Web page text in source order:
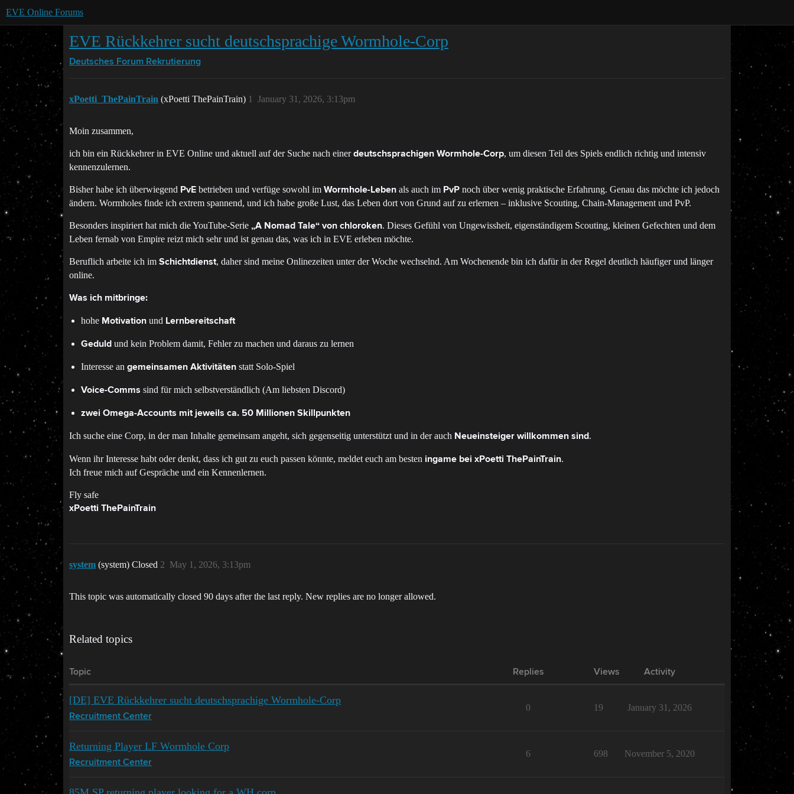
EVE Online Forums
EVE Rückkehrer sucht deutschsprachige Wormhole-Corp
Deutsches Forum Rekrutierung
xPoetti_ThePainTrain (xPoetti ThePainTrain) January 31, 2026, 3:13pm
1
Moin zusammen,
ich bin ein Rückkehrer in EVE Online und aktuell auf der Suche nach einerdeutschsprachigen Wormhole-Corp, um diesen Teil des Spiels endlich richtig und intensiv
kennenzulernen.
Bisher habe ich überwiegend PvE betrieben und verfüge sowohl im Wormhole-Leben als auch im PvP noch über wenig praktische Erfahrung. Genau das möchte ich jedoch
ändern. Wormholes finde ich extrem spannend, und ich habe große Lust, das Leben dort von Grund auf zu erlernen – inklusive Scouting, Chain-Management und PvP.
Besonders inspiriert hat mich die YouTube-Serie „A Nomad Tale“ von chloroken. Dieses Gefühl von Ungewissheit, eigenständigem Scouting, kleinen Gefechten und dem
Leben fernab von Empire reizt mich sehr und ist genau das, was ich in EVE erleben möchte.
Beruflich arbeite ich im Schichtdienst, daher sind meine Onlinezeiten unter der Woche wechselnd. Am Wochenende bin ich dafür in der Regel deutlich häufiger und länger
online.
Was ich mitbringe:
hohe Motivation und Lernbereitschaft
Geduld und kein Problem damit, Fehler zu machen und daraus zu lernen
Interesse an gemeinsamen Aktivitäten statt Solo-Spiel
Voice-Comms sind für mich selbstverständlich (Am liebsten Discord)
zwei Omega-Accounts mit jeweils ca. 50 Millionen Skillpunkten
Ich suche eine Corp, in der man Inhalte gemeinsam angeht, sich gegenseitig unterstützt und in der auch Neueinsteiger willkommen sind.
Wenn ihr Interesse habt oder denkt, dass ich gut zu euch passen könnte, meldet euch am besten ingame bei xPoetti ThePainTrain.
Ich freue mich auf Gespräche und ein Kennenlernen.
Fly safe
xPoetti ThePainTrain
system (system) Closed May 1, 2026, 3:13pm
2
This topic was automatically closed 90 days after the last reply. New replies are no longer allowed.
Related topics
Topic Replies Views Activity
[DE] EVE Rückkehrer sucht deutschsprachige Wormhole-Corp
Recruitment Center
0 19 January 31, 2026
Returning Player LF Wormhole Corp
Recruitment Center
6 698 November 5, 2020